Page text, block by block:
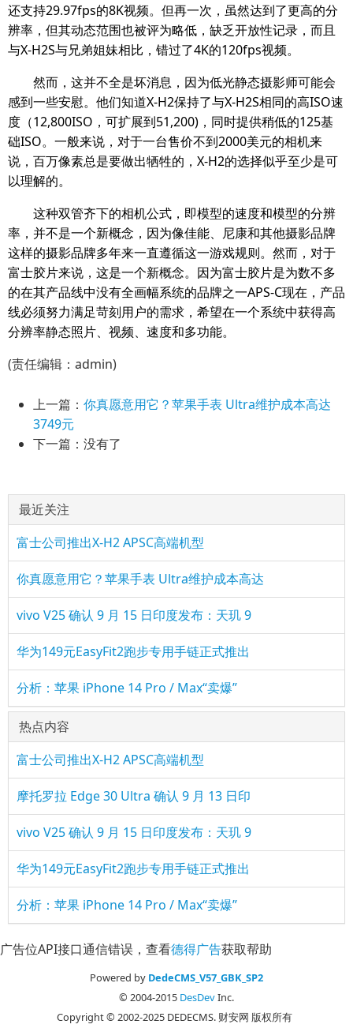
还支持29.97fps的8K视频。但再一次，虽然达到了更高的分
辨率，但其动态范围也被评为略低，缺乏开放性记录，而且
与X-H2S与兄弟姐妹相比，错过了4K的120fps视频。
然而，这并不全是坏消息，因为低光静态摄影师可能会
感到一些安慰。他们知道X-H2保持了与X-H2S相同的高ISO速
度（12,800ISO，可扩展到51,200)，同时提供稍低的125基
础ISO。一般来说，对于一台售价不到2000美元的相机来
说，百万像素总是要做出牺牲的，X-H2的选择似乎至少是可
以理解的。
这种双管齐下的相机公式，即模型的速度和模型的分辨
率，并不是一个新概念，因为像佳能、尼康和其他摄影品牌
这样的摄影品牌多年来一直遵循这一游戏规则。然而，对于
富士胶片来说，这是一个新概念。因为富士胶片是为数不多
的在其产品线中没有全画幅系统的品牌之一APS-C现在，产品
线必须努力满足苛刻用户的需求，希望在一个系统中获得高
分辨率静态照片、视频、速度和多功能。
(责任编辑：admin)
上一篇： 你真愿意用它？苹果手表 Ultra维护成本高达
3749元
下一篇：没有了
最近关注
富士公司推出X-H2 APSC高端机型
你真愿意用它？苹果手表 Ultra维护成本高达
vivo V25 确认 9 月 15 日印度发布：天玑 9
华为149元EasyFit2跑步专用手链正式推出
分析：苹果 iPhone 14 Pro / Max“卖爆”
热点内容
富士公司推出X-H2 APSC高端机型
摩托罗拉 Edge 30 Ultra 确认 9 月 13 日印
vivo V25 确认 9 月 15 日印度发布：天玑 9
华为149元EasyFit2跑步专用手链正式推出
分析：苹果 iPhone 14 Pro / Max“卖爆”
广告位API接口通信错误，查看德得广告获取帮助
Powered by DedeCMS_V57_GBK_SP2
© 2004-2015 DesDevInc.
Copyright © 2002-2025 DEDECMS. 财安网 版权所有